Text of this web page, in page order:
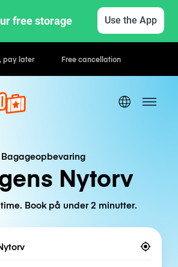
free storage Use the App
Hourly / Daily Rates
Bagageopbevaring
Nytorv
Book på under 2 minutter.